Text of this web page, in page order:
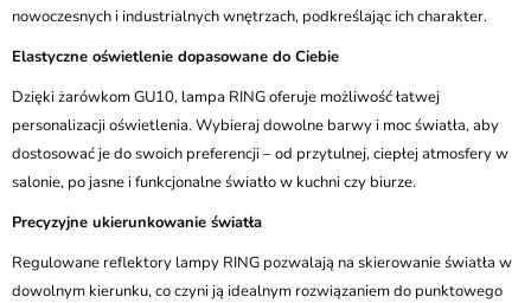
nowoczesnych i industrialnych wnętrzach, podkreślając ich charakter.
Elastyczne oświetlenie dopasowane do Ciebie
Dzięki żarówkom GU10, lampa RING oferuje możliwość łatwej
personalizacji oświetlenia. Wybieraj dowolne barwy i moc światła, aby
dostosować je do swoich preferencji – od przytulnej, ciepłej atmosfery w
salonie, po jasne i funkcjonalne światło w kuchni czy biurze.
Precyzyjne ukierunkowanie światła
Regulowane reflektory lampy RING pozwalają na skierowanie światła w
dowolnym kierunku, co czyni ją idealnym rozwiązaniem do punktowego